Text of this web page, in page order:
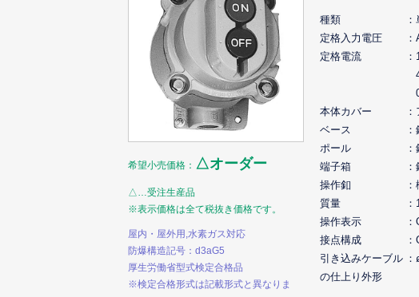
希望小売価格： △オーダー
△…受注生産品
※表示価格は全て税抜き価格です。
屋内・屋外用,水素ガス対応
防爆構造記号：d3aG5
厚生労働省型式検定合格品
※検定合格形式は記載形式と異なりま
種類
定格入力電圧
定格電流
本体カバー
ベース
ポール
端子箱
操作釦
質量
操作表示
接点構成
引き込みケーブル
の仕上り外形